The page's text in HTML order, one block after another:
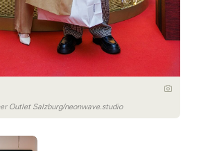
Outlet Salzburg/neonwave.studio